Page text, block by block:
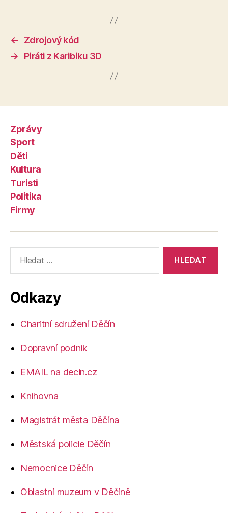
←
Zdrojový kód
→
Piráti z Karibiku 3D
Zprávy
Sport
Děti
Kultura
Turisti
Politika
Firmy
vyhledávání:
Odkazy
Charitní sdružení Děčín
Dopravní podnik
EMAIL na decin.cz
Knihovna
Magistrát města Děčína
Městská policie Děčín
Nemocnice Děčín
Oblastní muzeum v Děčíně